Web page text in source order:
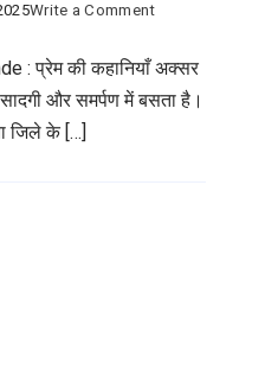
Write a Commenton
and
Nivrutti
: प्रेम की कहानियाँ अक्सर
और समर्पण में बसता है।
जिले के […]